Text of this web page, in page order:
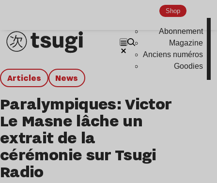
Shop
Abonnement
Magazine
Anciens numéros
Goodies
Articles news
Paralympiques: Victor
Le Masne lâche un
extrait de la
cérémonie sur Tsugi
Radio